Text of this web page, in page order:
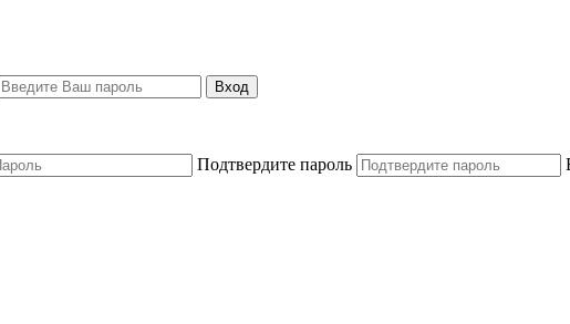
Вход
Подтвердите пароль